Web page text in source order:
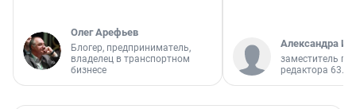
Олег Арефьев
Блогер, предприниматель,
владелец в транспортном
бизнесе
Александра
заместитель
редактора 63.RU